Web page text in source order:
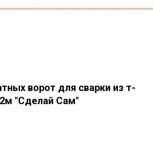
ворот для сварки из т-
"Сделай Сам"